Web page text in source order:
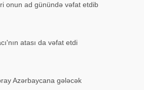
onun ad günündə vəfat etdib
atası da vəfat etdi
Azərbaycana gələcək